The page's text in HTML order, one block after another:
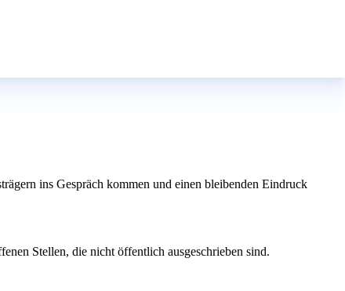
ins Gespräch kommen und einen bleibenden Eindruck
Stellen, die nicht öffentlich ausgeschrieben sind.